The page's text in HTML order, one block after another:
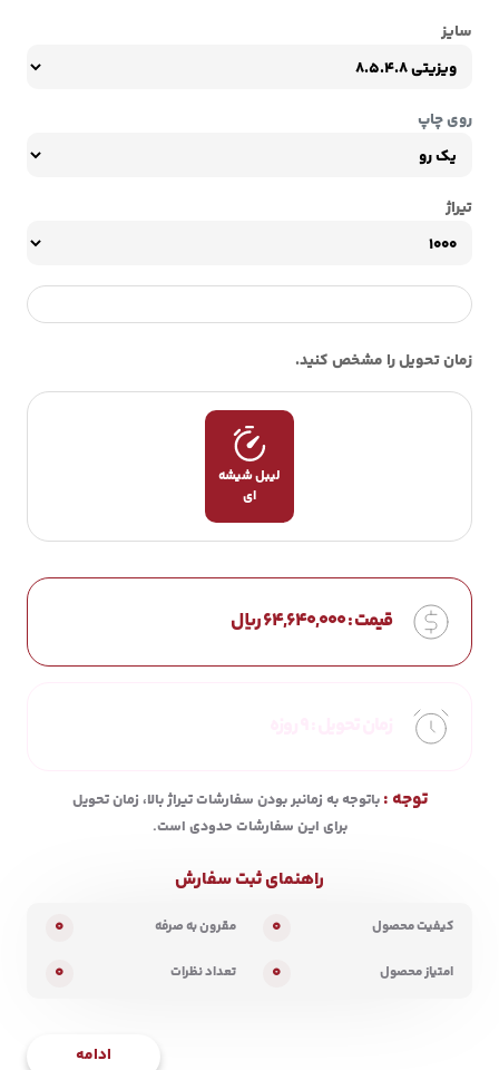
سایز
روی چاپ
تیراژ
زمان تحویل را مشخص کنید.
لیبل شیشه
ای
قیمت :64,640,000ریال
توجه :باتوجه به زمانبر بودن سفارشات تیراژ بالا، زمان تحویل
برای این سفارشات حدودی است.
راهنمای ثبت سفارش
کیفیت محصول 0 مقرون به صرفه 0
امتیاز محصول 0 تعداد نظرات 0
ادامه